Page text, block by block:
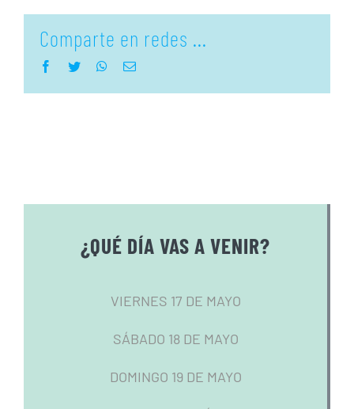
Comparte en redes ...
Facebook
Twitter WhatsApp
Correo
¿QUÉ DÍA VAS A VENIR?
VIERNES 17 DE MAYO
SÁBADO 18 DE MAYO
DOMINGO 19 DE MAYO